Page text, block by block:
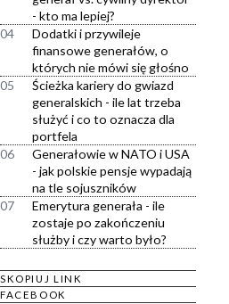
- kto ma lepiej?
04
Dodatki i przywileje
finansowe generałów, o
których nie mówi się głośno
05
Ścieżka kariery do gwiazd
generalskich - ile lat trzeba
służyć i co to oznacza dla
portfela
06
Generałowie w NATO i USA
- jak polskie pensje wypadają
na tle sojuszników
07
Emerytura generała - ile
zostaje po zakończeniu
służby i czy warto było?
SKOPIUJ LINK
FACEBOOK